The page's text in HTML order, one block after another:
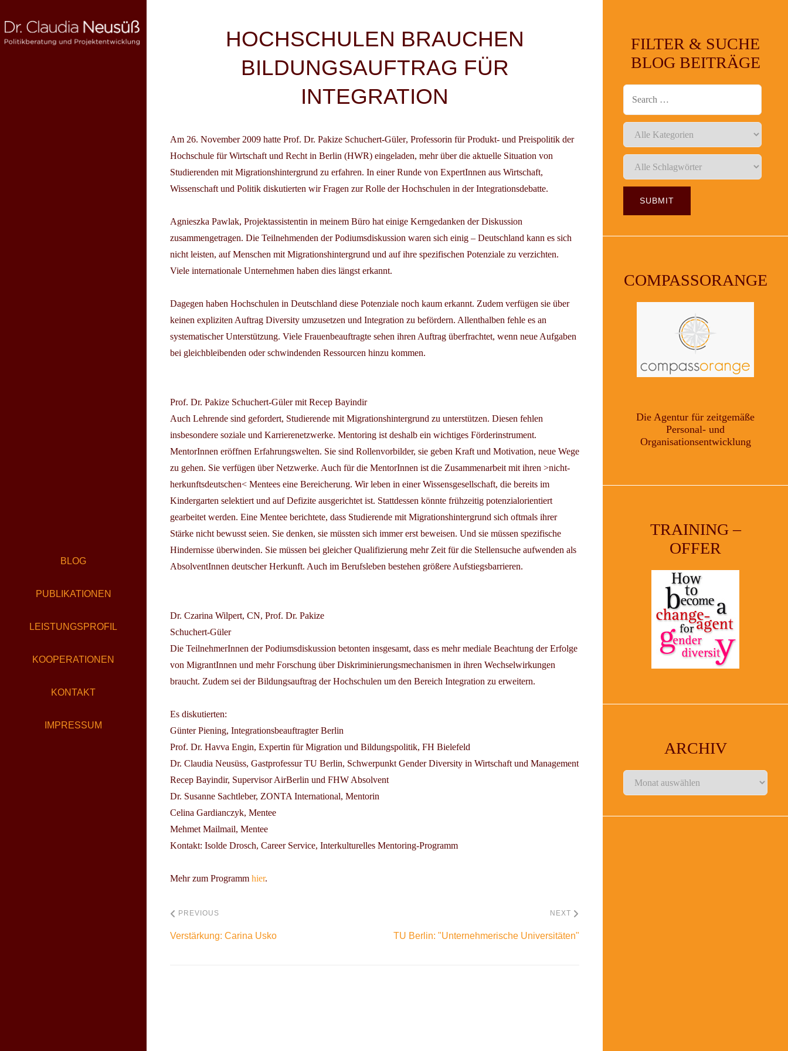
to
content
BLOG
PUBLIKATIONEN
LEISTUNGSPROFIL
KOOPERATIONEN
KONTAKT
IMPRESSUM
HOCHSCHULEN BRAUCHEN
BILDUNGSAUFTRAG FÜR
INTEGRATION
Am 26. November 2009 hatte Prof. Dr. Pakize Schuchert-Güler, Professorin für Produkt- und Preispolitik der
Hochschule für Wirtschaft und Recht in Berlin (HWR) eingeladen, mehr über die aktuelle Situation von
Studierenden mit Migrationshintergrund zu erfahren. In einer Runde von ExpertInnen aus Wirtschaft,
Wissenschaft und Politik diskutierten wir Fragen zur Rolle der Hochschulen in der Integrationsdebatte.
Agnieszka Pawlak, Projektassistentin in meinem Büro hat einige Kerngedanken der Diskussion
zusammengetragen. Die Teilnehmenden der Podiumsdiskussion waren sich einig – Deutschland kann es sich
nicht leisten, auf Menschen mit Migrationshintergrund und auf ihre spezifischen Potenziale zu verzichten.
Viele internationale Unternehmen haben dies längst erkannt.
Dagegen haben Hochschulen in Deutschland diese Potenziale noch kaum erkannt. Zudem verfügen sie über
keinen expliziten Auftrag Diversity umzusetzen und Integration zu befördern. Allenthalben fehle es an
systematischer Unterstützung. Viele Frauenbeauftragte sehen ihren Auftrag überfrachtet, wenn neue Aufgaben
bei gleichbleibenden oder schwindenden Ressourcen hinzu kommen.
Prof. Dr. Pakize Schuchert-Güler mit Recep Bayindir
Auch Lehrende sind gefordert, Studierende mit Migrationshintergrund zu unterstützen. Diesen fehlen
insbesondere soziale und Karrierenetzwerke. Mentoring ist deshalb ein wichtiges Förderinstrument.
MentorInnen eröffnen Erfahrungswelten. Sie sind Rollenvorbilder, sie geben Kraft und Motivation, neue Wege
zu gehen. Sie verfügen über Netzwerke. Auch für die MentorInnen ist die Zusammenarbeit mit ihren >nicht-
herkunftsdeutschen< Mentees eine Bereicherung. Wir leben in einer Wissensgesellschaft, die bereits im
Kindergarten selektiert und auf Defizite ausgerichtet ist. Stattdessen könnte frühzeitig potenzialorientiert
gearbeitet werden. Eine Mentee berichtete, dass Studierende mit Migrationshintergrund sich oftmals ihrer
Stärke nicht bewusst seien. Sie denken, sie müssten sich immer erst beweisen. Und sie müssen spezifische
Hindernisse überwinden. Sie müssen bei gleicher Qualifizierung mehr Zeit für die Stellensuche aufwenden als
AbsolventInnen deutscher Herkunft. Auch im Berufsleben bestehen größere Aufstiegsbarrieren.
Dr. Czarina Wilpert, CN, Prof. Dr. Pakize
Schuchert-Güler
Die TeilnehmerInnen der Podiumsdiskussion betonten insgesamt, dass es mehr mediale Beachtung der Erfolge
von MigrantInnen und mehr Forschung über Diskriminierungsmechanismen in ihren Wechselwirkungen
braucht. Zudem sei der Bildungsauftrag der Hochschulen um den Bereich Integration zu erweitern.
Es diskutierten:
Günter Piening, Integrationsbeauftragter Berlin
Prof. Dr. Havva Engin, Expertin für Migration und Bildungspolitik, FH Bielefeld
Dr. Claudia Neusüss, Gastprofessur TU Berlin, Schwerpunkt Gender Diversity in Wirtschaft und Management
Recep Bayindir, Supervisor AirBerlin und FHW Absolvent
Dr. Susanne Sachtleber, ZONTA International, Mentorin
Celina Gardianczyk, Mentee
Mehmet Mailmail, Mentee
Kontakt: Isolde Drosch, Career Service, Interkulturelles Mentoring-Programm
Mehr zum Programm hier.
Beitragsnavigation
PREVIOUS
Verstärkung: Carina Usko
NEXT
TU Berlin: "Unternehmerische Universitäten"
FILTER & SUCHE
BLOG BEITRÄGE
COMPASSORANGE
Die Agentur für zeitgemäße
Personal- und
Organisationsentwicklung
TRAINING –
OFFER
ARCHIV
Archiv